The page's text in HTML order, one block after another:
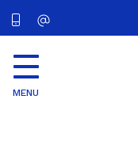
MENU